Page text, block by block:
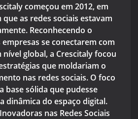
começou em 2012, em
as redes sociais estavam
Reconhecendo o
se conectarem com
nível global, a Crescitaly focou
que moldariam o
nas redes sociais. O foco
base sólida que pudesse
dinâmica do espaço digital.
nas Redes Sociais